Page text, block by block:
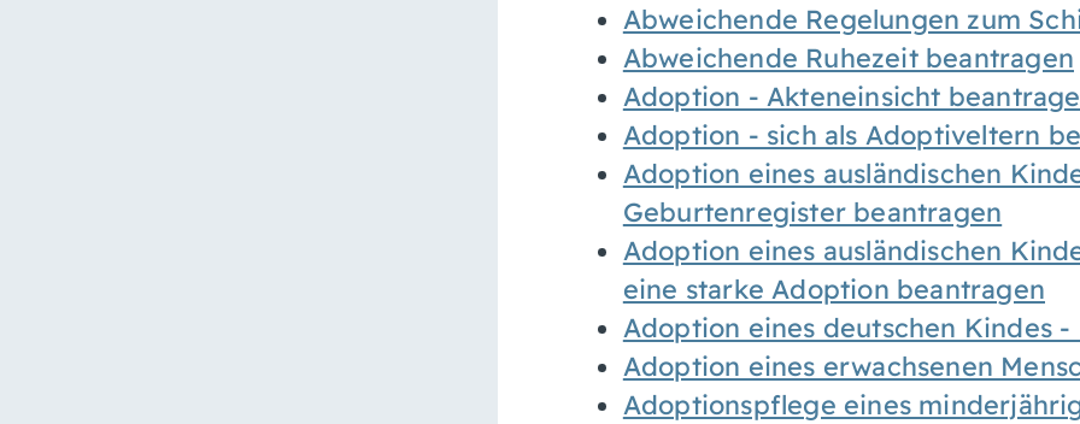
Abweichende Regelungen zum
Abweichende Ruhezeit beantragen
Adoption - Akteneinsicht
Adoption - sich als Adoptiveltern
Adoption eines ausländischen
Geburtenregister beantragen
Adoption eines ausländischen
eine starke Adoption beantragen
Adoption eines deutschen Kindes
Adoption eines erwachsenen
Adoptionspflege eines